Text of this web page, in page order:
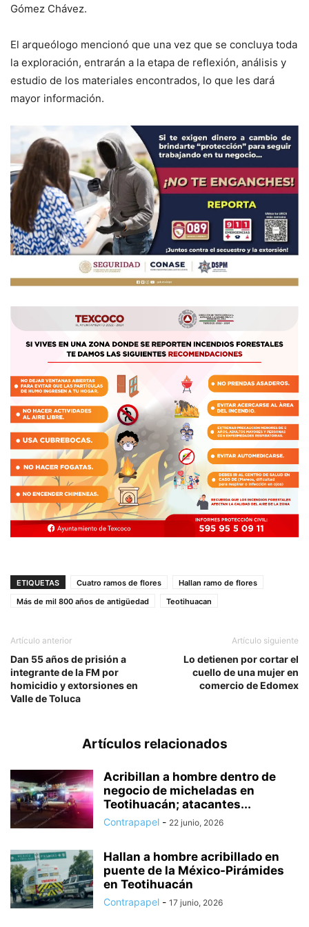
Gómez Chávez.
El arqueólogo mencionó que una vez que se concluya toda
la exploración, entrarán a la etapa de reflexión, análisis y
estudio de los materiales encontrados, lo que les dará
mayor información.
ETIQUETAS Cuatro ramos de flores
Hallan ramo de flores
Más de mil 800 años de antigüedad
Teotihuacan
Artículo anterior
Dan 55 años de prisión a
integrante de la FM por
homicidio y extorsiones en
Valle de Toluca
Artículo siguiente
Lo detienen por cortar el
cuello de una mujer en
comercio de Edomex
Artículos relacionados
Acribillan a hombre dentro de
negocio de micheladas en
Teotihuacán; atacantes...
Contrapapel - 22 junio, 2026
Hallan a hombre acribillado en
puente de la México-Pirámides
en Teotihuacán
Contrapapel - 17 junio, 2026